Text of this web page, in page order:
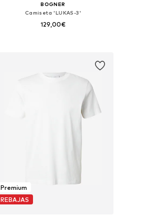
BOGNER
Camiseta 'LUKAS-3'
129,00€
Premium
REBAJAS